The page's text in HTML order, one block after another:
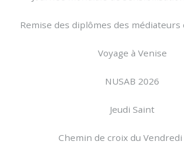
Remise des diplômes des
Voyage à Venise
NUSAB 2026
Jeudi Saint
Chemin de croix du